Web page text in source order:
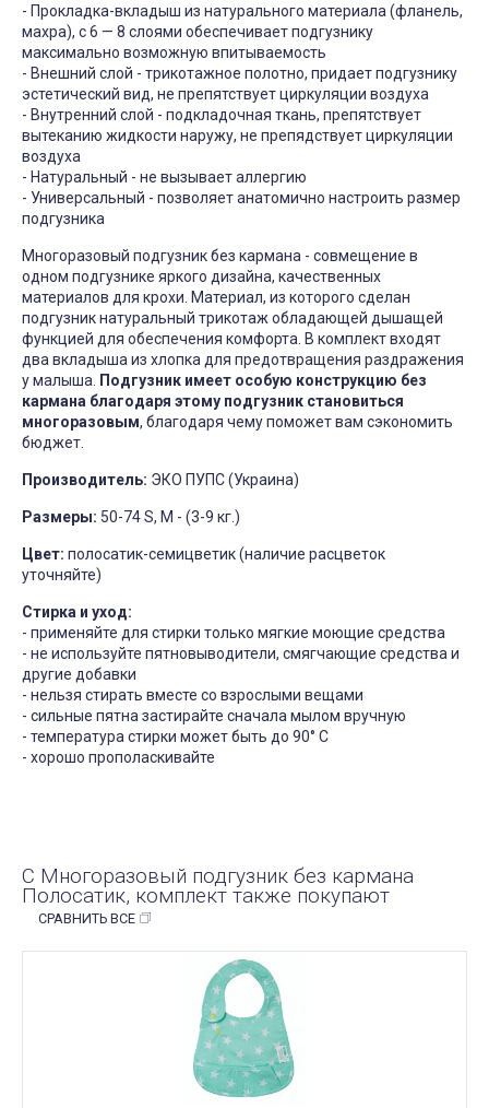
- Прокладка-вкладыш из натурального материала (фланель,
махра), с 6 — 8 слоями обеспечивает подгузнику
максимально возможную впитываемость
- Внешний слой - трикотажное полотно, придает подгузнику
эстетический вид, не препятствует циркуляции воздуха
- Внутренний слой - подкладочная ткань, препятствует
вытеканию жидкости наружу, не препядствует циркуляции
воздуха
- Натуральный - не вызывает аллергию
- Универсальный - позволяет анатомично настроить размер
подгузника
Многоразовый подгузник без кармана - совмещение в
одном подгузнике яркого дизайна, качественных
материалов для крохи. Материал, из которого сделан
подгузник натуральный трикотаж обладающей дышащей
функцией для обеспечения комфорта. В комплект входят
два вкладыша из хлопка для предотвращения раздражения
у малыша.
Подгузник имеет особую конструкцию без
кармана благодаря этому подгузник становиться
многоразовым, благодаря чему поможет вам сэкономить
бюджет.
Производитель: ЭКО ПУПС (Украина)
Размеры: 50-74 S, M - (3-9 кг.)
Цвет: полосатик-семицветик (наличие расцветок
уточняйте)
Стирка и уход:
- применяйте для стирки только мягкие моющие средства
- не используйте пятновыводители, смягчающие средства и
другие добавки
- нельзя стирать вместе со взрослыми вещами
- сильные пятна застирайте сначала мылом вручную
- температура стирки может быть до 90° С
- хорошо прополаскивайте
С Многоразовый подгузник без кармана
Полосатик, комплект также покупают
СРАВНИТЬ ВСЕ